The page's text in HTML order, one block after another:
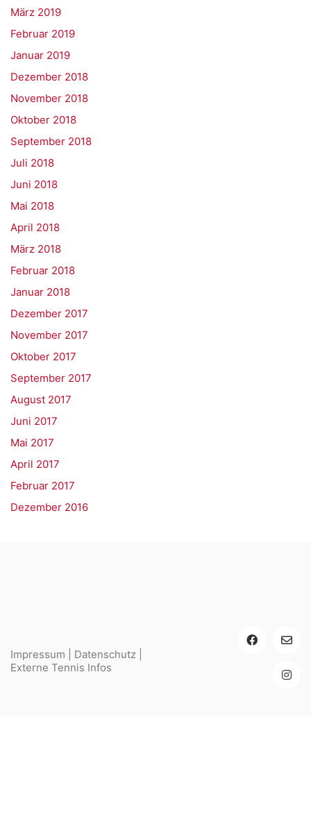
März 2019
Februar 2019
Januar 2019
Dezember 2018
November 2018
Oktober 2018
September 2018
Juli 2018
Juni 2018
Mai 2018
April 2018
März 2018
Februar 2018
Januar 2018
Dezember 2017
November 2017
Oktober 2017
September 2017
August 2017
Juni 2017
Mai 2017
April 2017
Februar 2017
Dezember 2016
Impressum Datenschutz
Externe Tennis Infos